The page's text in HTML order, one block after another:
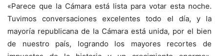
«Parece que la Cámara está lista para votar esta noche.
Tuvimos conversaciones excelentes todo el día, y la
mayoría republicana de la Cámara está unida, por el bien
de nuestro país, logrando los mayores recortes de